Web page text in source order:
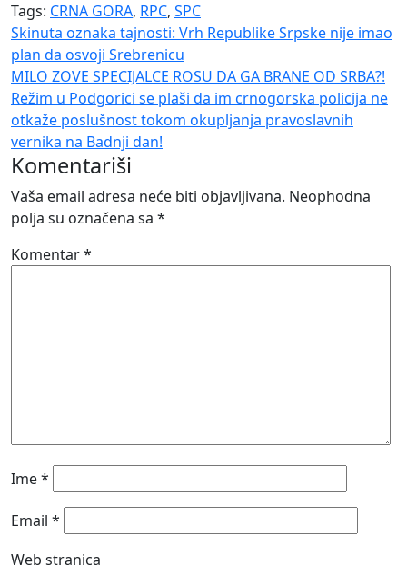
Tags: CRNA GORA, RPC, SPC
Navigacija
članaka
Skinuta oznaka tajnosti: Vrh Republike Srpske nije imao
plan da osvoji Srebrenicu
MILO ZOVE SPECIJALCE ROSU DA GA BRANE OD SRBA?!
Režim u Podgorici se plaši da im crnogorska policija ne
otkaže poslušnost tokom okupljanja pravoslavnih
vernika na Badnji dan!
Komentariši
Vaša email adresa neće biti objavljivana. Neophodna
polja su označena sa *
Komentar*
Ime*
Email *
Web stranica